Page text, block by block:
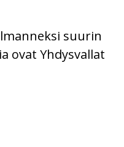
suurin
ovat Yhdysvallat